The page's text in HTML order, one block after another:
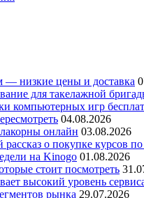
— низкие цены и доставка
для такелажной
компьютерных игр
04.08.2026
онлайн 03.08.2026
о покупке курсов
на Kinogo 01.08.2026
стоит посмотреть
высокий уровень
рынка 29.07.2026